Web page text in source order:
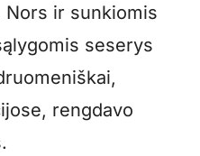
ir sunkiomis
seserys
rengdavo